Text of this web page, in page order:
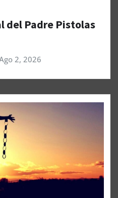
del Padre Pistolas
2, 2026